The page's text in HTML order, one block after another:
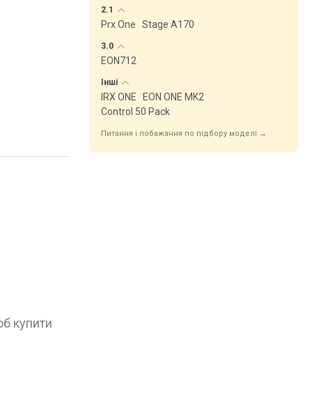
купити
2.1
Prx One Stage A170
3.0
EON712
Інші
IRX ONE
EON ONE MK2
Control 50 Pack
Питання і побажання по підбору моделі →